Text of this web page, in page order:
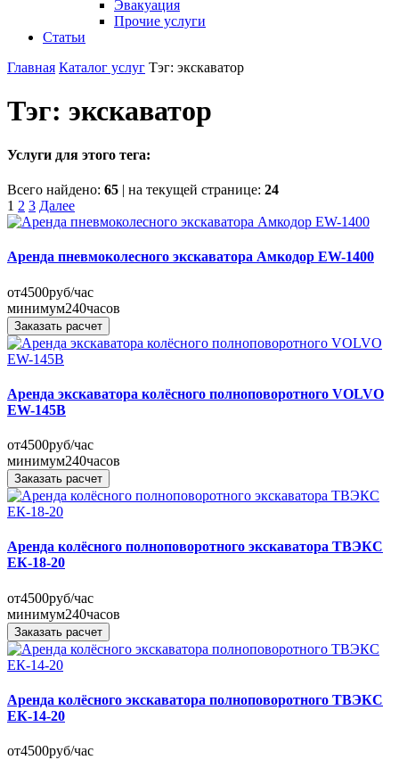
Эвакуация
Прочие услуги
Статьи
Главная Каталог услуг Тэг: экскаватор
Тэг: экскаватор
Услуги для этого тега:
Всего найдено: 65 | на текущей странице: 24
Пагинация
записей
1 2 3 Далее
Аренда пневмоколесного экскаватора Амкодор EW-1400
от4500руб/час
минимум240часов
Заказать расчет
Аренда экскаватора колёсного полноповоротного VOLVO
EW-145B
от4500руб/час
минимум240часов
Заказать расчет
Аренда колёсного полноповоротного экскаватора ТВЭКС
ЕК-18-20
от4500руб/час
минимум240часов
Заказать расчет
Аренда колёсного экскаватора полноповоротного ТВЭКС
ЕК-14-20
от4500руб/час